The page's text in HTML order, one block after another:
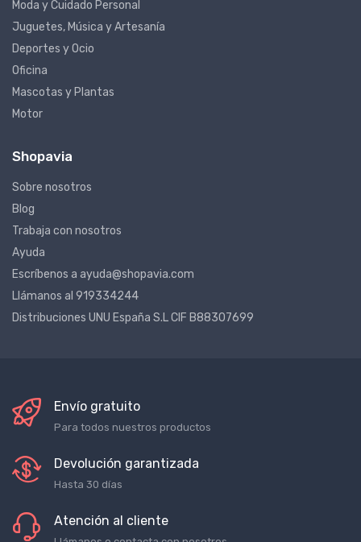
Moda y Cuidado Personal
Juguetes, Música y Artesanía
Deportes y Ocio
Oficina
Mascotas y Plantas
Motor
Shopavia
Sobre nosotros
Blog
Trabaja con nosotros
Ayuda
Escríbenos a ayuda@shopavia.com
Llámanos al 919334244
Distribuciones UNU España S.L CIF B88307699
Envío gratuito
Para todos nuestros productos
Devolución garantizada
Hasta 30 días
Atención al cliente